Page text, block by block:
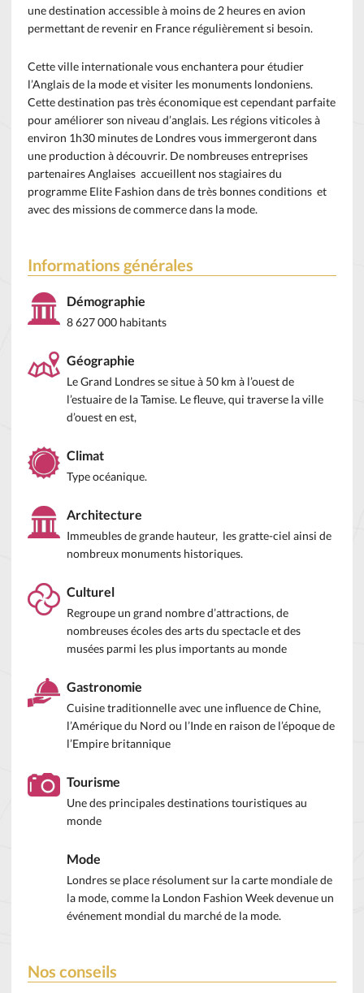
une destination accessible à moins de 2 heures en avion
permettant de revenir en France régulièrement si besoin.
Cette ville internationale vous enchantera pour étudier
l’Anglais de la mode et visiter les monuments londoniens.
Cette destination pas très économique est cependant parfaite
pour améliorer son niveau d’anglais. Les régions viticoles à
environ 1h30 minutes de Londres vous immergeront dans
une production à découvrir. De nombreuses entreprises
partenaires Anglaises accueillent nos stagiaires du
programme Elite Fashion dans de très bonnes conditions et
avec des missions de commerce dans la mode.
Informations générales
Démographie
8 627 000 habitants
Géographie
Le Grand Londres se situe à 50 km à l’ouest de
l’estuaire de la Tamise. Le fleuve, qui traverse la ville
d’ouest en est,
Climat
Type océanique.
Architecture
Immeubles de grande hauteur, les gratte-ciel ainsi de
nombreux monuments historiques.
Culturel
Regroupe un grand nombre d’attractions, de
nombreuses écoles des arts du spectacle et des
musées parmi les plus importants au monde
Gastronomie
Cuisine traditionnelle avec une influence de Chine,
l’Amérique du Nord ou l’Inde en raison de l’époque de
l’Empire britannique
Tourisme
Une des principales destinations touristiques au
monde
Mode
Londres se place résolument sur la carte mondiale de
la mode, comme la London Fashion Week devenue un
événement mondial du marché de la mode.
Nos conseils